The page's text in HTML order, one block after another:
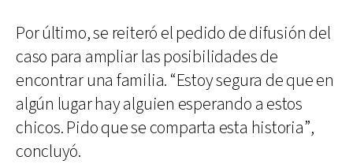
Por último, se reiteró el pedido de difusión del
caso para ampliar las posibilidades de
encontrar una familia. “Estoy segura de que en
algún lugar hay alguien esperando a estos
chicos. Pido que se comparta esta historia”,
concluyó.